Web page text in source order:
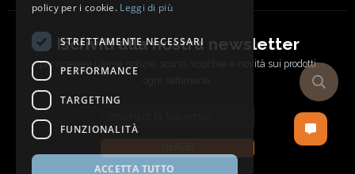
Iscriviti alla nostra newsletter
per ricevere ultime notizie, sconti, voucher e novità sui prodotti
policy per i cookie. Leggi di più
STRETTAMENTE NECESSARI
PERFORMANCE
TARGETING
FUNZIONALITÀ
ACCETTA TUTTO